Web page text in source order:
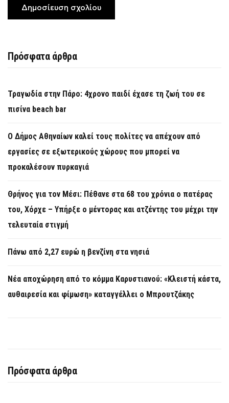
Πρόσφατα άρθρα
Τραγωδία στην Πάρο: 4χρονο παιδί έχασε τη ζωή του σε
πισίνα beach bar
Ο Δήμος Αθηναίων καλεί τους πολίτες να απέχουν από
εργασίες σε εξωτερικούς χώρους που μπορεί να
προκαλέσουν πυρκαγιά
Θρήνος για τον Μέσι: Πέθανε στα 68 του χρόνια ο πατέρας
του, Χόρχε – Υπήρξε ο μέντορας και ατζέντης του μέχρι την
τελευταία στιγμή
Πάνω από 2,27 ευρώ η βενζίνη στα νησιά
Νέα αποχώρηση από το κόμμα Καρυστιανού: «Κλειστή κάστα,
αυθαιρεσία και φίμωση» καταγγέλλει ο Μπρουτζάκης
Πρόσφατα άρθρα